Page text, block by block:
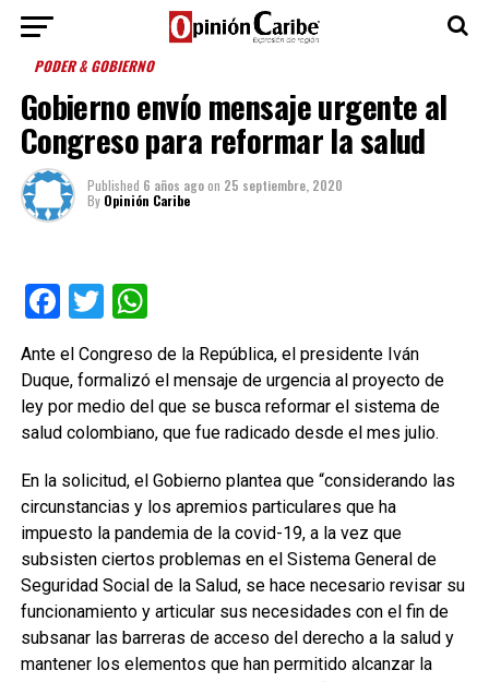
PODER & GOBIERNO
Gobierno envío mensaje urgente al
Congreso para reformar la salud
Published 6 años agoon 25 septiembre, 2020
By Opinión Caribe
Facebook
TwitterWhatsApp
Ante el Congreso de la República, el presidente Iván
Duque, formalizó el mensaje de urgencia al proyecto de
ley por medio del que se busca reformar el sistema de
salud colombiano, que fue radicado desde el mes julio.
En la solicitud, el Gobierno plantea que “considerando las
circunstancias y los apremios particulares que ha
impuesto la pandemia de la covid-19, a la vez que
subsisten ciertos problemas en el Sistema General de
Seguridad Social de la Salud, se hace necesario revisar su
funcionamiento y articular sus necesidades con el fin de
subsanar las barreras de acceso del derecho a la salud y
mantener los elementos que han permitido alcanzar la